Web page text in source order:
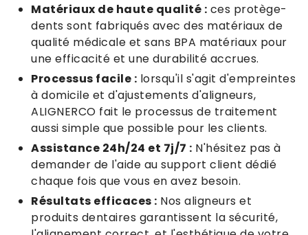
Matériaux de haute qualité : ces protège-
dents sont fabriqués avec des matériaux de
qualité médicale et sans BPA matériaux pour
une efficacité et une durabilité accrues.
Processus facile : lorsqu'il s'agit d'empreintes
à domicile et d'ajustements d'aligneurs,
ALIGNERCO fait le processus de traitement
aussi simple que possible pour les clients.
Assistance 24h/24 et 7j/7 : N'hésitez pas à
demander de l'aide au support client dédié
chaque fois que vous en avez besoin.
Résultats efficaces : Nos aligneurs et
produits dentaires garantissent la sécurité,